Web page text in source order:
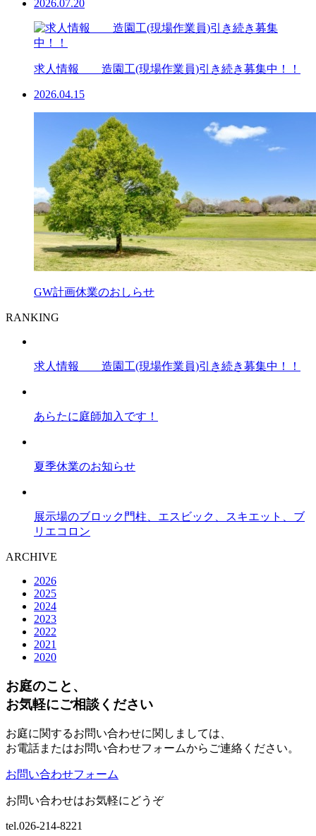
2026.07.20
求人情報 造園工(現場作業員)引き続き募集中！！
2026.04.15
GW計画休業のおしらせ
RANKING
求人情報 造園工(現場作業員)引き続き募集中！！
あらたに庭師加入です！
夏季休業のお知らせ
展示場のブロック門柱、エスビック、スキエット、ブ
リエコロン
ARCHIVE
2026
2025
2024
2023
2022
2021
2020
お庭のこと、
お気軽にご相談ください
お庭に関するお問い合わせに関しましては、
お電話またはお問い合わせフォームからご連絡ください。
お問い合わせフォーム
お問い合わせはお気軽にどうぞ
tel.026-214-8221